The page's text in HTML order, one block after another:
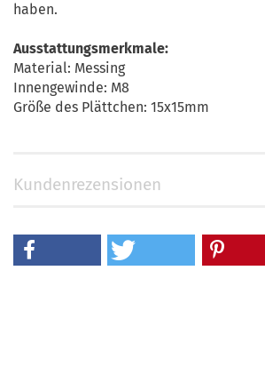
haben.
Ausstattungsmerkmale:
Material: Messing
Innengewinde: M8
Größe des Plättchen: 15x15mm
Kundenrezensionen